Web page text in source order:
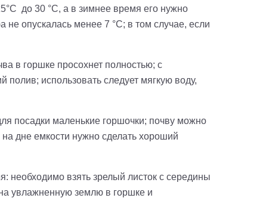
до 30 °C, а в зимнее время его нужно
не опускалась менее 7 °C; в том случае, если
в горшке просохнет полностью; с
использовать следует мягкую воду,
посадки маленькие горшочки; почву можно
на дне емкости нужно сделать хороший
необходимо взять зрелый листок с середины
увлажненную землю в горшке и